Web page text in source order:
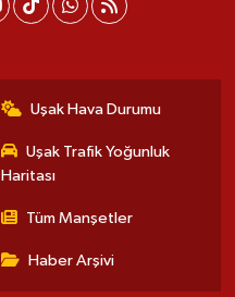
Uşak Hava Durumu
Uşak Trafik Yoğunluk
Haritası
Tüm Manşetler
Haber Arşivi